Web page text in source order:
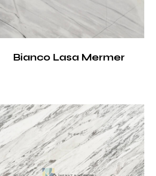
Bianco Lasa Mermer